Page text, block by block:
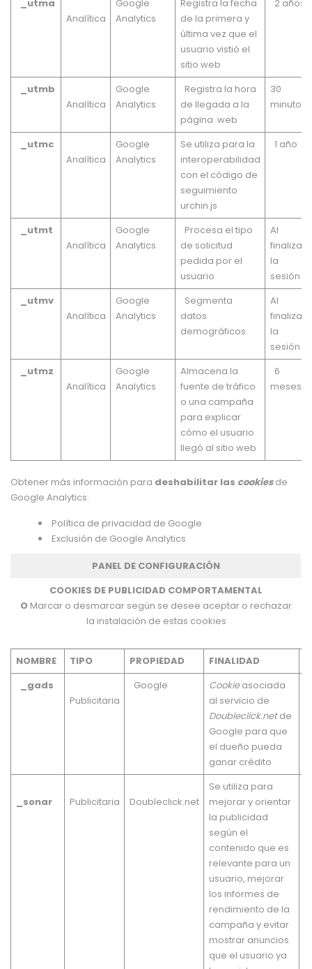
_utma
Analítica
Google
Analytics
Registra la fecha
de la primera y
última vez que el
usuario vistió el
sitio web
2 años
_utmb
Analítica
Google
Analytics
Registra la hora
de llegada a la
página web
30
minutos
_utmc
Analítica
Google
Analytics
Se utiliza para la
interoperabilidad
con el código de
seguimiento
urchin.js
1 año
_utmt
Analítica
Google
Analytics
Procesa el tipo
de solicitud
pedida por el
usuario
Al
finalizar
la
sesión
_utmv
Analítica
Google
Analytics
Segmenta
datos
demográficos
Al
finalizar
la
sesión
_utmz
Analítica
Google
Analytics
Almacena la
fuente de tráfico
o una campaña
para explicar
cómo el usuario
llegó al sitio web
6
meses
Obtener más información para deshabilitar las cookiesde
Google Analytics:
Política de privacidad de Google
Exclusión de Google Analytics
PANEL DE CONFIGURACIÓN
COOKIES DE PUBLICIDAD COMPORTAMENTAL
O Marcar o desmarcar según se desee aceptar o rechazar
la instalación de estas cookies
NOMBRE TIPO PROPIEDAD FINALIDAD
_gads
Publicitaria
Google Cookieasociada
al servicio de
Doubleclick.netde
Google para que
el dueño pueda
ganar crédito
_sonar Publicitaria Doubleclick.net
Se utiliza para
mejorar y orientar
la publicidad
según el
contenido que es
relevante para un
usuario, mejorar
los informes de
rendimiento de la
campaña y evitar
mostrar anuncios
que el usuario ya